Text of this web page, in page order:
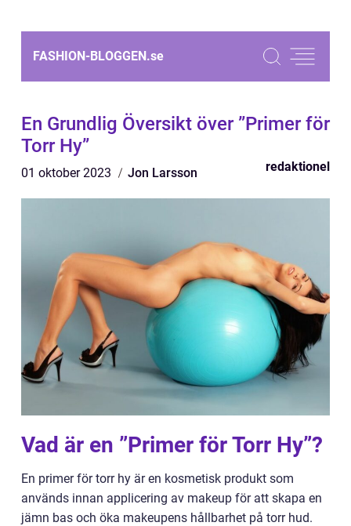
FASHION-BLOGGEN.se
En Grundlig Översikt över ”Primer för
Torr Hy”
01 oktober 2023 Jon Larsson redaktionel
Vad är en ”Primer för Torr Hy”?
En primer för torr hy är en kosmetisk produkt som
används innan applicering av makeup för att skapa en
jämn bas och öka makeupens hållbarhet på torr hud.